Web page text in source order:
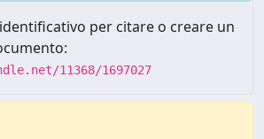
per citare o creare un
11368/1697027